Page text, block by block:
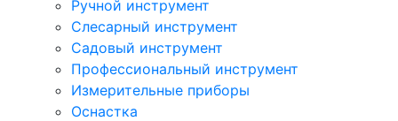
Ручной инструмент
Слесарный инструмент
Садовый инструмент
Профессиональный инструмент
Измерительные приборы
Оснастка